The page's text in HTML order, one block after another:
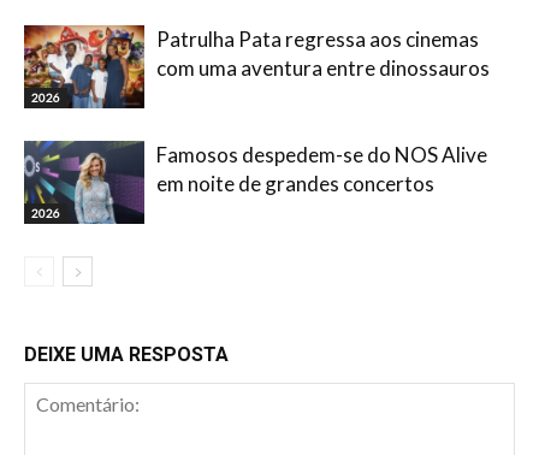
2026
Patrulha Pata regressa aos cinemas
com uma aventura entre dinossauros
2026
Famosos despedem-se do NOS Alive
em noite de grandes concertos
DEIXE UMA RESPOSTA